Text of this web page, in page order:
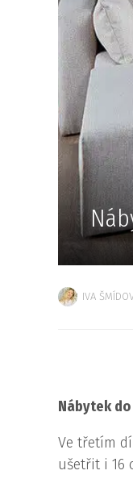
IVA
Nábytek
Ve třetím
ušetřit i 16